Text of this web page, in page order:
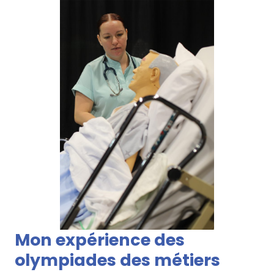
Mon expérience des
olympiades des métiers